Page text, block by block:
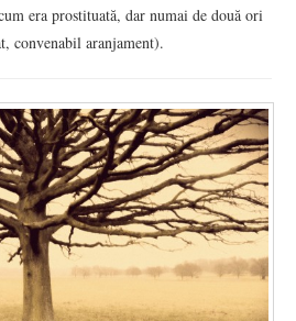
era prostituată, dar numai de două ori
convenabil aranjament).